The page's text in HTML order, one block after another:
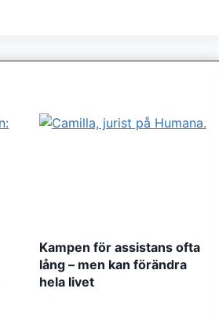
Kampen för assistans ofta
lång – men kan förändra
hela livet